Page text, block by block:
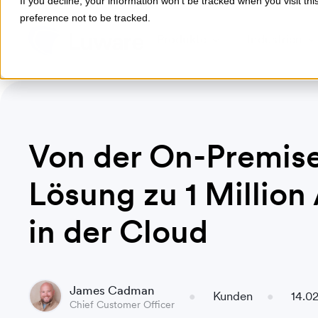
preference not to be tracked.
Von der On-
Lösung zu 1
in der Cloud
James Cadman
Chief Customer Officer
Kunden